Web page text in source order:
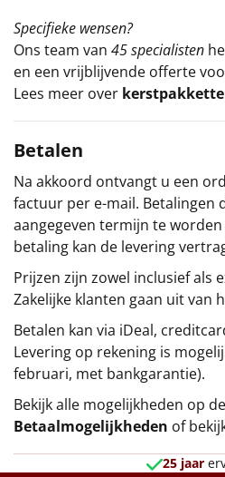
Specifieke wensen?
Ons team van 45 specialisten
en een vrijblijvende offerte
Lees meer over
Betalen
Na akkoord ontvangt u een
factuur per e-mail. Betalingen
aangegeven termijn te
betaling kan de levering
Prijzen zijn zowel inclusief als
Zakelijke klanten gaan uit van
Betalen kan via iDeal,
Levering op rekening is
februari, met bankgarantie).
Bekijk alle mogelijkheden op
Betaalmogelijkheden of
25 jaar